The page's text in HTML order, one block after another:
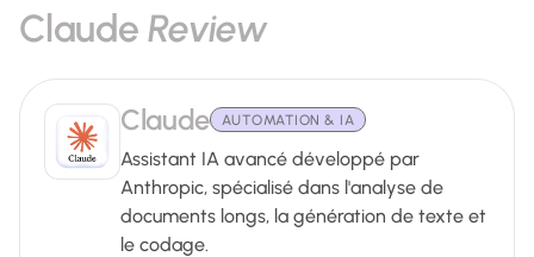
Claude Review
Claude AUTOMATION & IA
Assistant IA avancé développé par
Anthropic, spécialisé dans l'analyse de
documents longs, la génération de texte et
le codage.